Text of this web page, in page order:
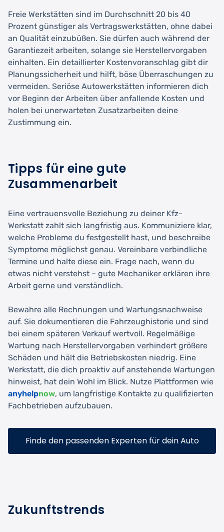
Freie Werkstätten sind im Durchschnitt 20 bis 40
Prozent günstiger als Vertragswerkstätten, ohne dabei
an Qualität einzubüßen. Sie dürfen auch während der
Garantiezeit arbeiten, solange sie Herstellervorgaben
einhalten. Ein detaillierter Kostenvoranschlag gibt dir
Planungssicherheit und hilft, böse Überraschungen zu
vermeiden. Seriöse Autowerkstätten informieren dich
vor Beginn der Arbeiten über anfallende Kosten und
holen bei unerwarteten Zusatzarbeiten deine
Zustimmung ein.
Tipps für eine gute
Zusammenarbeit
Eine vertrauensvolle Beziehung zu deiner Kfz-
Werkstatt zahlt sich langfristig aus. Kommuniziere klar,
welche Probleme du festgestellt hast, und beschreibe
Symptome möglichst genau. Vereinbare verbindliche
Termine und halte diese ein. Frage nach, wenn du
etwas nicht verstehst – gute Mechaniker erklären ihre
Arbeit gerne und verständlich.
Bewahre alle Rechnungen und Wartungsnachweise
auf. Sie dokumentieren die Fahrzeughistorie und sind
bei einem späteren Verkauf wertvoll. Regelmäßige
Wartung nach Herstellervorgaben verhindert größere
Schäden und hält die Betriebskosten niedrig. Eine
Werkstatt, die dich proaktiv auf anstehende Wartungen
hinweist, hat dein Wohl im Blick. Nutze Plattformen wie
anyhelpnow, um langfristige Kontakte zu qualifizierten
Fachbetrieben aufzubauen.
Finde den passenden Experten für dein Auto
Zukunftstrends